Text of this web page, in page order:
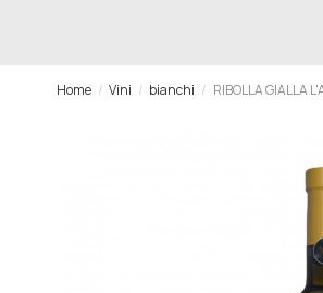
Home Vini bianchi RIBOLLA GIALLA